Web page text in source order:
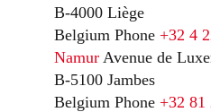
B-4000 Liège
Belgium Phone +32 4
Namur Avenue de
B-5100 Jambes
Belgium Phone +32 81